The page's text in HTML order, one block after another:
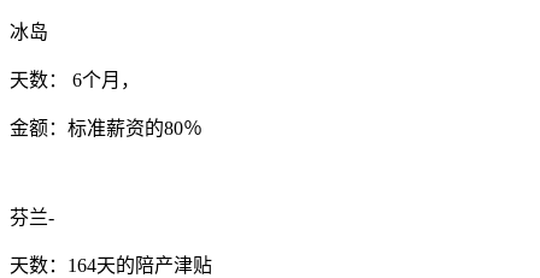
冰岛
天数： 6个月，
金额：标准薪资的80％
芬兰-
天数：164天的陪产津贴